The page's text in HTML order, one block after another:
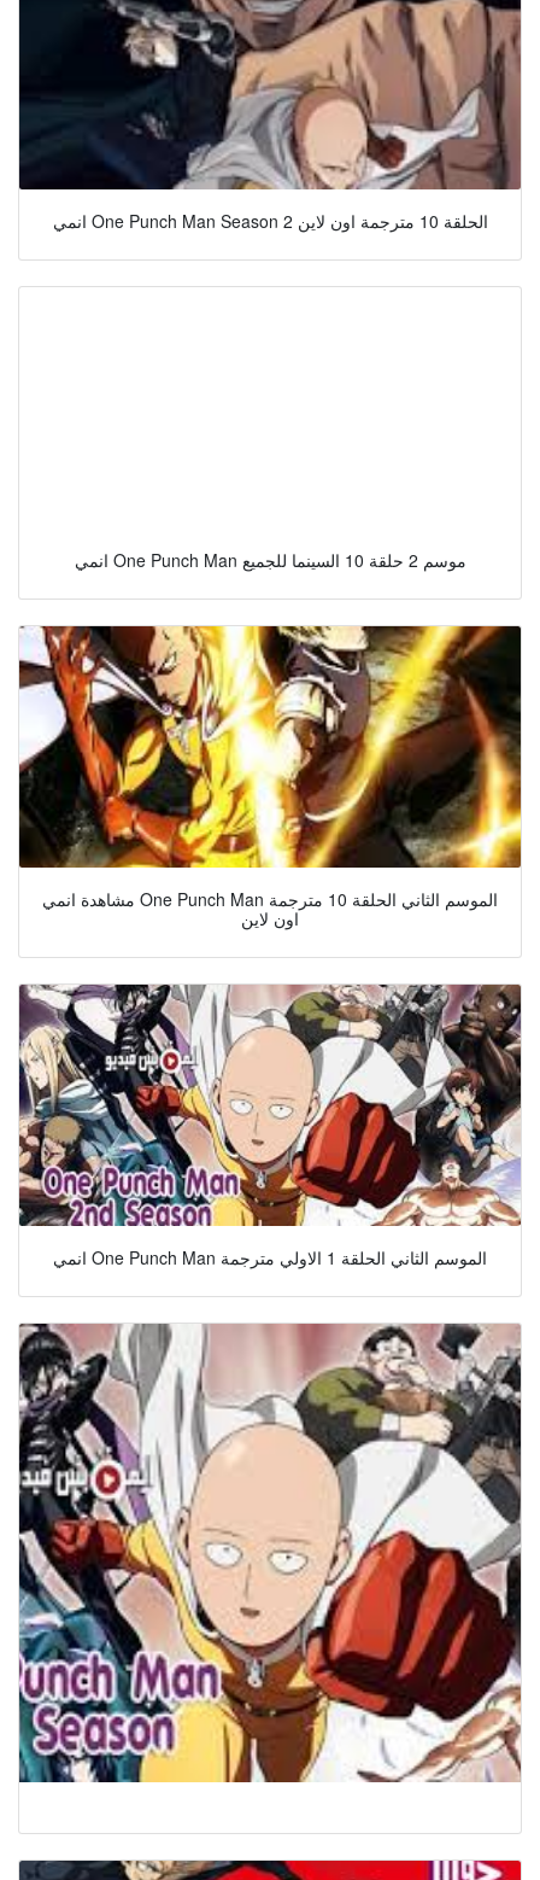
انمي One Punch Man Season 2 الحلقة 10 مترجمة اون لاين
انمي One Punch Man موسم 2 حلقة 10 السينما للجميع
مشاهدة انمي One Punch Man الموسم الثاني الحلقة 10 مترجمة
اون لاين
انمي One Punch Man الموسم الثاني الحلقة 1 الاولي مترجمة